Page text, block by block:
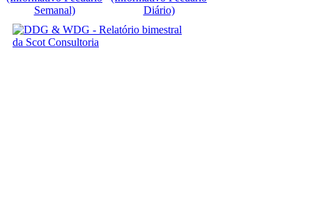
Semanal)
Diário)